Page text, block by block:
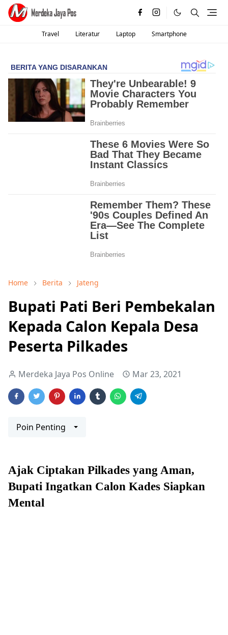
Travel Literatur Laptop Smartphone
Home Berita Jateng
Bupati Pati Beri Pembekalan
Kepada Calon Kepala Desa
Peserta Pilkades
Merdeka Jaya Pos Online Mar 23, 2021
Poin Penting
Ajak Ciptakan Pilkades yang Aman,
Bupati Ingatkan Calon Kades Siapkan
Mental